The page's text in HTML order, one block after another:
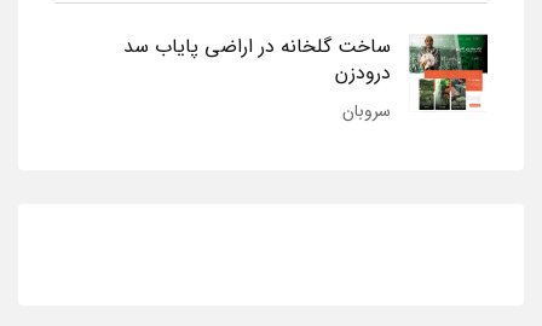
ساخت گلخانه در اراضی پایاب سد
درودزن
سروبان